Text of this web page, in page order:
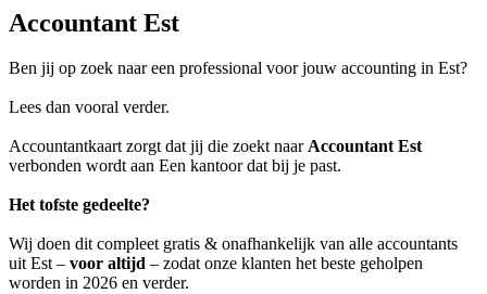
Accountant Est
Ben jij op zoek naar een professional voor jouw accounting in Est?
Lees dan vooral verder.
Accountantkaart zorgt dat jij die zoekt naarAccountant Est
verbonden wordt aan Een kantoor dat bij je past.
Het tofste gedeelte?
Wij doen dit compleet gratis & onafhankelijk van alle accountants
uit Est – voor altijd – zodat onze klanten het beste geholpen
worden in 2026 en verder.